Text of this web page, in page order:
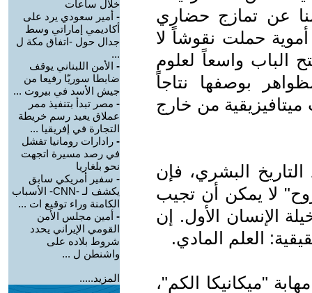
عن تمازج حضاري
حملت نقوشاً لا
الباب واسعاً لعلوم
بوصفها نتاجاً
من خارج
البشري، فإن
لا يمكن أن تجيب
الإنسان الأول. إن
العلم المادي.
"ميكانيكا الكم"،
خلال ساعات
- أمير سعودي يرد على
أكاديمي إماراتي وسط
جدال حول -اتفاق مكة ل
...
- الأمن اللبناني يوقف
ضابطا سوريّا رفيعا من
جيش الأسد في بيروت ...
- مصر تبدأ بتنفيذ ممر
عملاق يعيد رسم خريطة
التجارة في إفريقيا ...
- رادارات رومانيا تفشل
في رصد مسيرة اتجهت
نحو بلغاريا
- سفير أمريكي سابق
يكشف لـ -CNN- الأسباب
الكامنة وراء توقيع ات ...
- أمين مجلس الأمن
القومي الإيراني يحدد
شروط بلاده على
واشنطن ل ...
المزيد.....